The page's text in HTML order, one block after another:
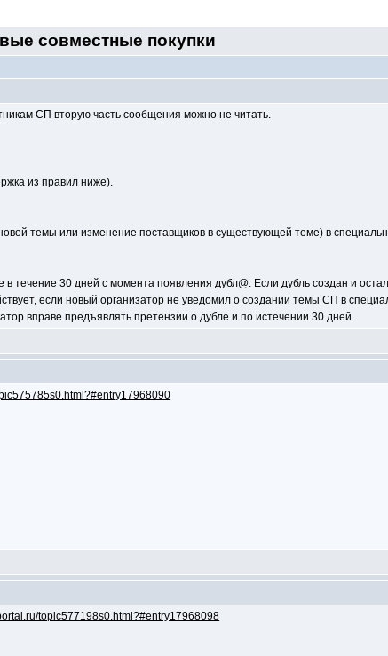
совместные покупки
СП вторую часть сообщения можно не читать.
из правил ниже).
темы или изменение поставщиков в существующей теме) в
течение 30 дней с момента появления дубл@. Если дубль создан и
если новый организатор не уведомил о создании темы СП в
вправе предъявлять претензии о дубле и по истечении 30 дней.
topic577198s0.html?#entry17968098